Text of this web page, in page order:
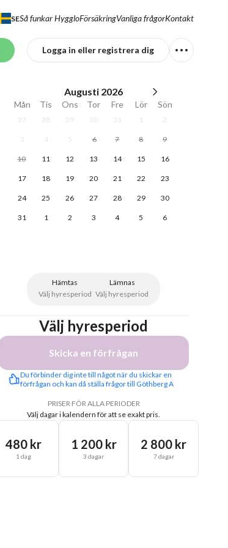
SESå funkar HyggloFörsäkringVanliga frågorKontakt
Logga in eller registrera dig
Augusti 2026
Mån Tis Ons Tor Fre Lör Sön
27 28 29 30 31 1 2
3 4 5 6 7 8 9
10 11 12 13 14 15 16
17 18 19 20 21 22 23
24 25 26 27 28 29 30
31 1 2 3 4 5 6
Hämtas
Välj hyresperiod
Lämnas
Välj hyresperiod
Välj hyresperiod
Skicka en förfrågan
Du förbinder dig inte till något när du skickar en
förfrågan och kan då ställa frågor till Göthberg A
PRISER FÖR ALLA PERIODER
Välj dagar i kalendern för att se exakt pris.
480 kr
1 dag
1 200 kr
3 dagar
2 800 kr
7 dagar